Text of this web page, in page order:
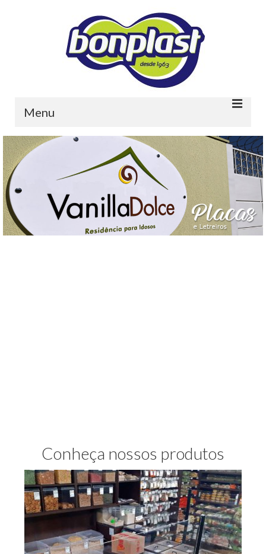
Menu
Home
Quem somos
Portfolio
Contato
Conheça nossos produtos